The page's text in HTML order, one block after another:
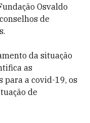
Osvaldo
de
da situação
as
para a covid-19, os
de